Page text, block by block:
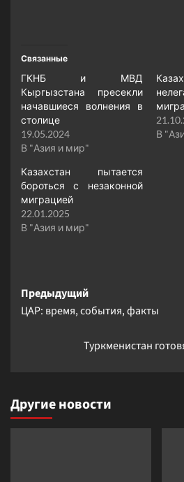
Связанные
ГКНБ и МВД
Кыргызстана пресекли
начавшиеся волнения в
столице
19.05.2024
В "Азия и мир"
В
Казахстан пытается
бороться с незаконной
миграцией
22.01.2025
В "Азия и мир"
Навигация
записи
Предыдущий
ЦАР: время, события, факты
Туркменистан
Другие новости